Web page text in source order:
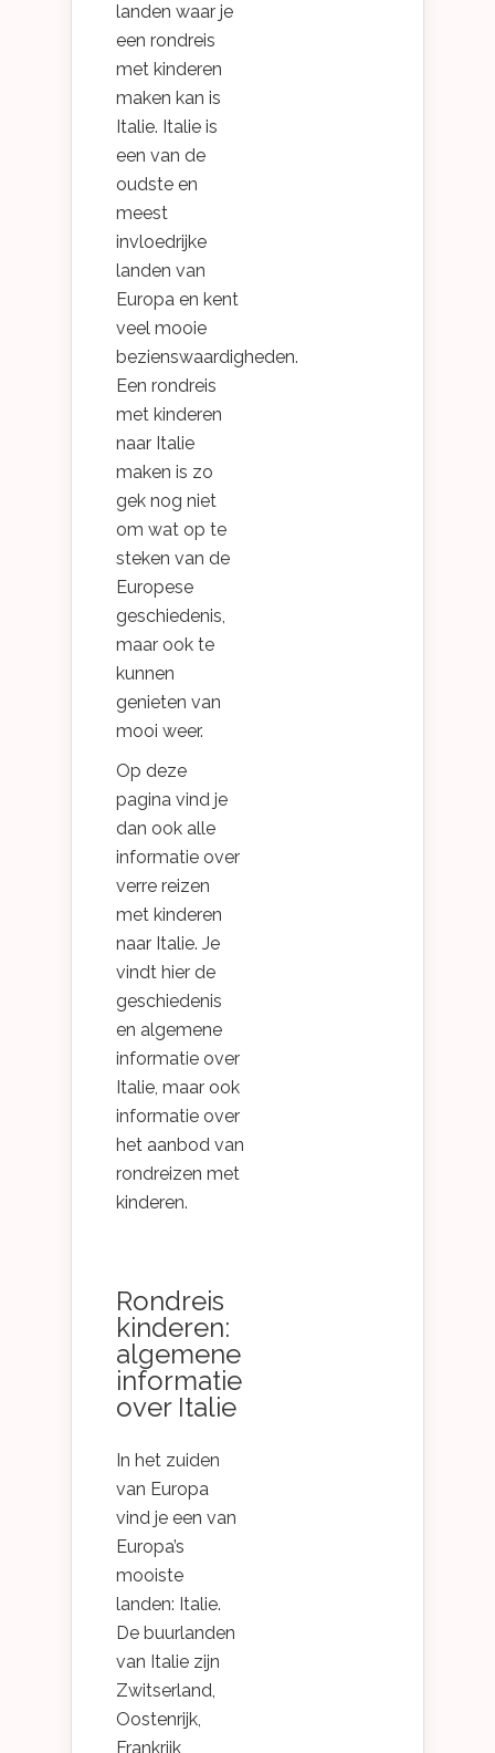
landen waar je
een rondreis
met kinderen
maken kan is
Italie. Italie is
een van de
oudste en
meest
invloedrijke
landen van
Europa en kent
veel mooie
bezienswaardigheden.
Een rondreis
met kinderen
naar Italie
maken is zo
gek nog niet
om wat op te
steken van de
Europese
geschiedenis,
maar ook te
kunnen
genieten van
mooi weer.
Op deze
pagina vind je
dan ook alle
informatie over
verre reizen
met kinderen
naar Italie. Je
vindt hier de
geschiedenis
en algemene
informatie over
Italie, maar ook
informatie over
het aanbod van
rondreizen met
kinderen.
Rondreis
kinderen:
algemene
informatie
over Italie
In het zuiden
van Europa
vind je een van
Europa’s
mooiste
landen: Italie.
De buurlanden
van Italie zijn
Zwitserland,
Oostenrijk,
Frankrijk,